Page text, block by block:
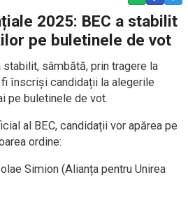
2025: BEC a stabilit
pe buletinele de vot
stabilit, sâmbătă, prin tragere la
înscriși candidații la alegerile
pe buletinele de vot.
al BEC, candidații vor apărea pe
ordine:
Simion (Alianța pentru Unirea